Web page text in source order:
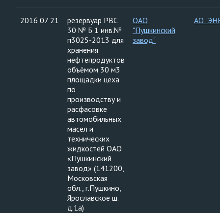
2016 07 21
резервуар РВС
30 № Б 1 инв.№
п3025-2013 для
хранения
нефтепродуктов
объёмом 30 м3
площадки цеха
по
производству и
расфасовке
автомобильных
масел и
технических
жидкостей ОАО
«Пушкинский
завод» (141200,
Московская
обл., г.Пушкино,
Ярославское ш.
д.1а)
ОАО
"Пушкинский
завод"
АО